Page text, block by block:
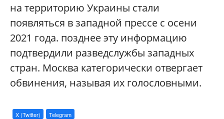
на территорию Украины стали
появляться в западной прессе с осени
2021 года. позднее эту информацию
подтвердили разведслужбы западных
стран. Москва категорически отвергает
обвинения, называя их голословными.
X (Twitter) Telegram